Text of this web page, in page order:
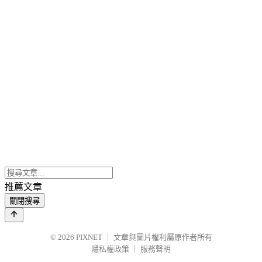
推薦文章
關閉搜尋
© 2026 PIXNET
文章與圖片權利屬原作者所有
隱私權政策
服務聲明